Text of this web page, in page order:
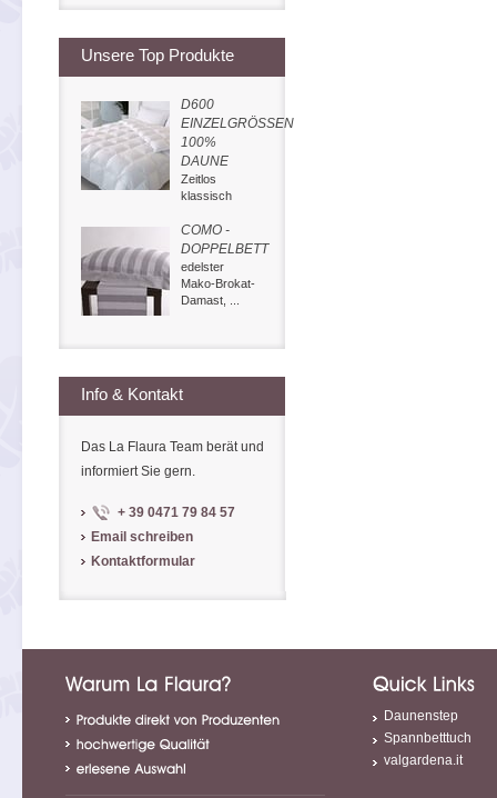
Unsere Top Produkte
D600
EINZELGRÖSSEN
100%
DAUNE
Zeitlos
klassisch
COMO -
DOPPELBETT
edelster
Mako-Brokat-
Damast, ...
Info & Kontakt
Das La Flaura Team berät und
informiert Sie gern.
+ 39 0471 79 84 57
Email schreiben
Kontaktformular
Daunenstep
Spannbetttuch
valgardena.it